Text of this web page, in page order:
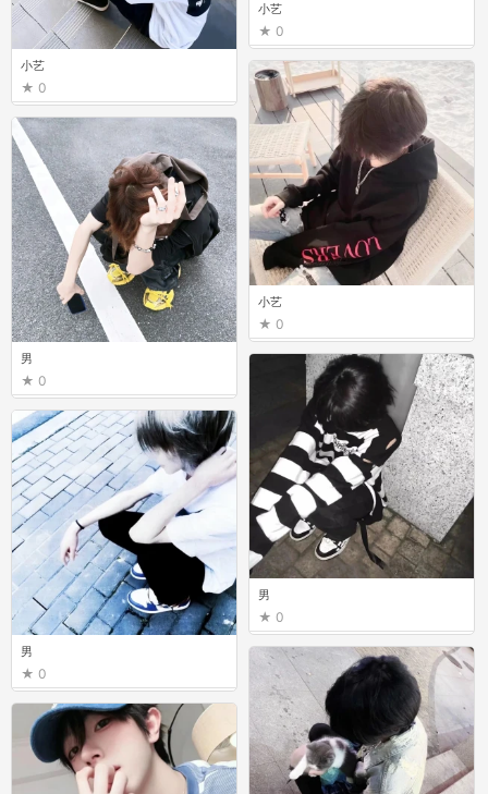
小艺
0
小艺
0
小艺
0
男
0
男
0
男
0